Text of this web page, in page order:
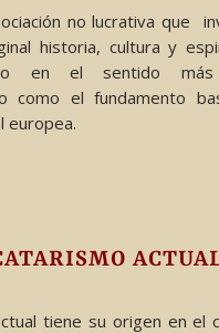
no lucrativa que
historia, cultura y
en el sentido más
como el fundamento
europea.
tiene su origen en el